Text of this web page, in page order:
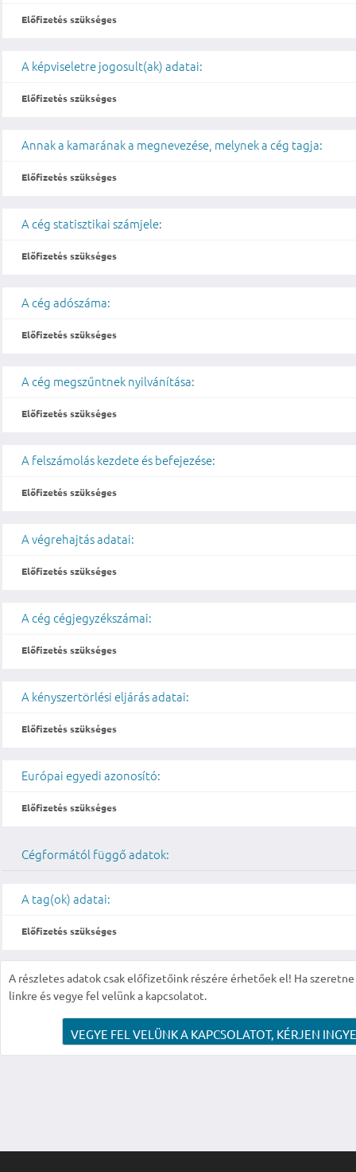
Előfizetés szükséges
A képviseletre jogosult(ak) adatai:
Előfizetés szükséges
Annak a kamarának a megnevezése, melynek a cég tagja:
Előfizetés szükséges
A cég statisztikai számjele:
Előfizetés szükséges
A cég adószáma:
Előfizetés szükséges
A cég megszűntnek nyilvánítása:
Előfizetés szükséges
A felszámolás kezdete és befejezése:
Előfizetés szükséges
A végrehajtás adatai:
Előfizetés szükséges
A cég cégjegyzékszámai:
Előfizetés szükséges
A kényszertörlési eljárás adatai:
Előfizetés szükséges
Európai egyedi azonosító:
Előfizetés szükséges
Cégformától függő adatok:
A tag(ok) adatai:
Előfizetés szükséges
A részletes adatok csak előfizetőink részére érhetőek el! Ha
linkre és vegye fel velünk a kapcsolatot.
VEGYE FEL VELÜNK A KAPCSOLATOT, KÉRJEN